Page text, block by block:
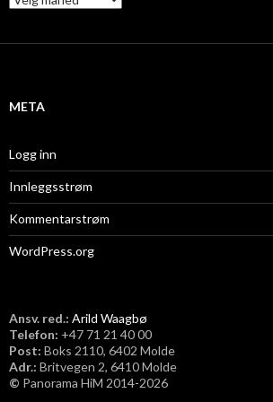
r
i
META
Logg inn
Innleggsstrøm
Kommentarstrøm
WordPress.org
Ansv. red.: Arild Waagbø
Telefon: ​+47 71 21 40 00
Post: Boks 2110, 6402 Molde
Adr.: Britvegen 2, 6410 Molde
© Panorama HiM 2014-2026